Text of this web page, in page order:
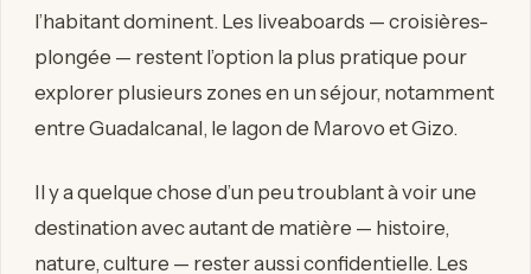
l’habitant dominent. Les liveaboards — croisières-
plongée — restent l’option la plus pratique pour
explorer plusieurs zones en un séjour, notamment
entre Guadalcanal, le lagon de Marovo et Gizo.
Il y a quelque chose d’un peu troublant à voir une
destination avec autant de matière — histoire,
nature, culture — rester aussi confidentielle. Les